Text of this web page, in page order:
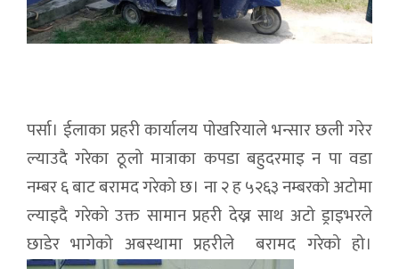
पर्सा। ईलाका प्रहरी कार्यालय पोखरियाले भन्सार छली गरेर
ल्याउदै गरेका ठूलो मात्राका कपडा बहुदरमाइ न पा वडा
नम्बर ६ बाट बरामद गरेको छ। ना २ ह ५२६३ नम्बरको अटोमा
ल्याइदै गरेको उक्त सामान प्रहरी देख्न साथ अटो ड्राइभरले
छाडेर भागेको अबस्थामा प्रहरीले बरामद गरेको हो।